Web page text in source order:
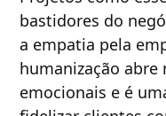
bastidores do
a empatia pela
humanização abre
emocionais e é